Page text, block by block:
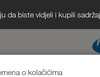
da biste vidjeli i kupili
o kolačićima